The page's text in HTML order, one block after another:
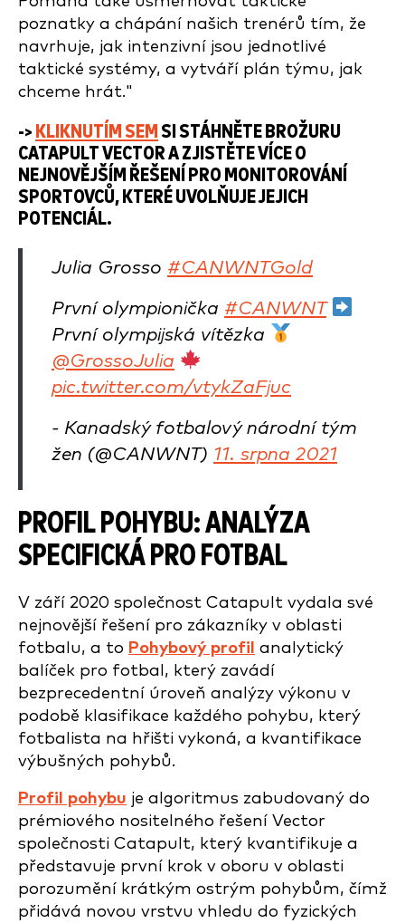
poznatky a chápání našich trenérů tím, že
navrhuje, jak intenzivní jsou jednotlivé
taktické systémy, a vytváří plán týmu, jak
chceme hrát."
-> KLIKNUTÍM SEM SI STÁHNĚTE BROŽURU
CATAPULT VECTOR A ZJISTĚTE VÍCE O
NEJNOVĚJŠÍM ŘEŠENÍ PRO MONITOROVÁNÍ
SPORTOVCŮ, KTERÉ UVOLŇUJE JEJICH
POTENCIÁL.
Julia Grosso #CANWNTGold
První olympionička #CANWNT
První olympijská vítězka
@GrossoJulia
pic.twitter.com/vtykZaFjuc
- Kanadský fotbalový národní tým
žen (@CANWNT) 11. srpna 2021
PROFIL POHYBU: ANALÝZA
SPECIFICKÁ PRO FOTBAL
V září 2020 společnost Catapult vydala své
nejnovější řešení pro zákazníky v oblasti
fotbalu, a to Pohybový profil analytický
balíček pro fotbal, který zavádí
bezprecedentní úroveň analýzy výkonu v
podobě klasifikace každého pohybu, který
fotbalista na hřišti vykoná, a kvantifikace
výbušných pohybů.
Profil pohybu je algoritmus zabudovaný do
prémiového nositelného řešení Vector
společnosti Catapult, který kvantifikuje a
představuje první krok v oboru v oblasti
porozumění krátkým ostrým pohybům, čímž
přidává novou vrstvu vhledu do fyzických